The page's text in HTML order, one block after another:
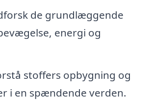
de grundlæggende
energi og
stoffers opbygning og
i en spændende verden.